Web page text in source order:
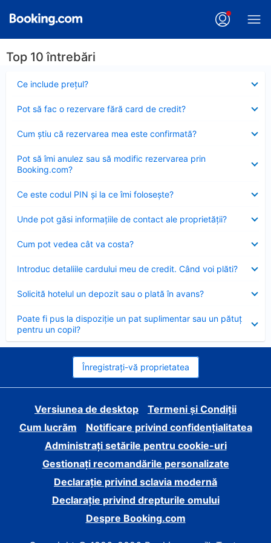
Top 10 întrebări
Ce include preţul?
închis
Pot să fac o rezervare fără card de credit?
închis
Cum ştiu că rezervarea mea este confirmată?
închis
Pot să îmi anulez sau să modific rezervarea prin
Booking.com?
închis
Ce este codul PIN şi la ce îmi foloseşte?
închis
Unde pot găsi informațiile de contact ale proprietății?
închis
Cum pot vedea cât va costa?
închis
Introduc detaliile cardului meu de credit. Când voi plăti?
închis
Solicită hotelul un depozit sau o plată în avans?
închis
Poate fi pus la dispoziție un pat suplimentar sau un pătuț
pentru un copil?
închis
Înregistrați-vă proprietatea
Versiunea de desktop
Termeni și Condiții
Cum lucrăm
Notificare privind confidențialitatea
Administrați setările pentru cookie-uri
Gestionați recomandările personalizate
Declarație privind sclavia modernă
Declarație privind drepturile omului
Despre Booking.com